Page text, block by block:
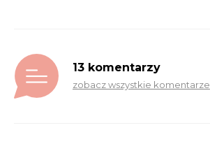
13 komentarzy
zobacz wszystkie komentarze